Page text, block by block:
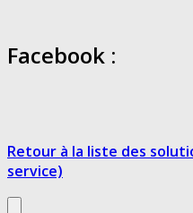
Facebook :
Retour à la liste des
service)